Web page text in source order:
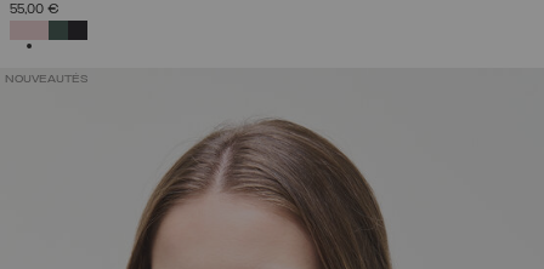
55,00 €
NOUVEAUTÉS